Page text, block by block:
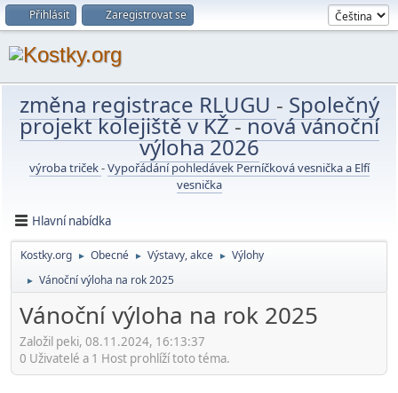
Přihlásit Zaregistrovat se
změna registrace RLUGU - Společný
projekt kolejiště v KŽ-nová vánoční
výloha 2026
výroba triček-Vypořádání pohledávek Perníčková vesnička a Elfí
vesnička
Hlavní nabídka
Kostky.org ► Obecné ► Výstavy, akce ► Výlohy
► Vánoční výloha na rok 2025
Vánoční výloha na rok 2025
Založil peki, 08.11.2024, 16:13:37
0 Uživatelé a 1 Host prohlíží toto téma.